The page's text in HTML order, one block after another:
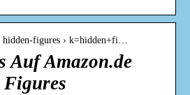
hidden-figures › k=hidden+fi…
Auf Amazon.de